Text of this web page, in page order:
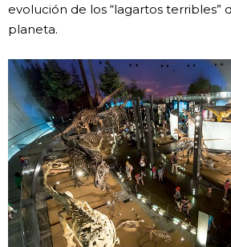
evolución de los “lagartos terribles”
planeta.